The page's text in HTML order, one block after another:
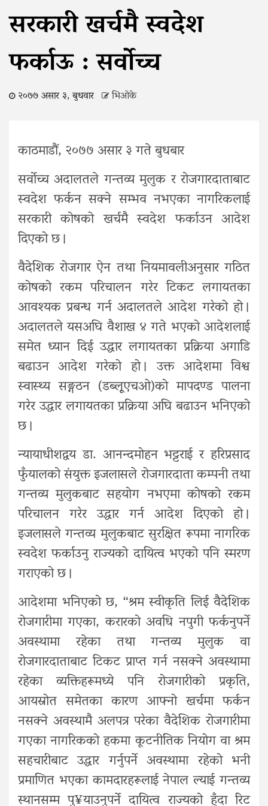
सरकारी खर्चमै स्वदेश
फर्काऊ : सर्वाेच्च
२०७७ असार ३, बुधवार भिओके
काठमाडौं, २०७७ असार ३ गते बुधबार
सर्वोच्च अदालतले गन्तव्य मुलुक र रोजगारदाताबाट
स्वदेश फर्कन सक्ने सम्भव नभएका नागरिकलाई
सरकारी कोषको खर्चमै स्वदेश फर्काउन आदेश
दिएको छ ।
वैदेशिक रोजगार ऐन तथा नियमावलीअनुसार गठित
कोषको रकम परिचालन गरेर टिकट लगायतका
आवश्यक प्रबन्ध गर्न अदालतले आदेश गरेको हो ।
अदालतले यसअघि वैशाख ४ गते भएको आदेशलाई
समेत ध्यान दिई उद्धार लगायतका प्रक्रिया अगाडि
बढाउन आदेश गरेको हो । उक्त आदेशमा विश्व
स्वास्थ्य सङ्गठन (डब्लूूएचओ)को मापदण्ड पालना
गरेर उद्धार लगायतका प्रक्रिया अघि बढाउन भनिएको
छ ।
न्यायाधीशद्वय डा. आनन्दमोहन भट्टराई र हरिप्रसाद
फुँयालको संयुक्त इजलासले रोजगारदाता कम्पनी तथा
गन्तव्य मुलुकबाट सहयोग नभएमा कोषको रकम
परिचालन गरेर उद्धार गर्न आदेश दिएको हो ।
इजलासले गन्तव्य मुलुकबाट सुरक्षित रूपमा नागरिक
स्वदेश फर्काउनु राज्यको दायित्व भएको पनि स्मरण
गराएको छ ।
आदेशमा भनिएको छ, “श्रम स्वीकृति लिई वैदेशिक
रोजगारीमा गएका, करारको अवधि नपुगी फर्कनुपर्ने
अवस्थामा रहेका तथा गन्तव्य मुलुक वा
रोजगारदाताबाट टिकट प्राप्त गर्न नसक्ने अवस्थामा
रहेका व्यक्तिहरूमध्ये पनि रोजगारीको प्रकृति,
आयस्रोत समेतका कारण आफ्नो खर्चमा फर्कन
नसक्ने अवस्थामै अलपत्र परेका वैदेशिक रोजगारीमा
गएका नागरिकको हकमा कूटनीतिक नियोग वा श्रम
सहचारीबाट उद्धार गर्नुपर्ने अवस्थामा रहेको भनी
प्रमाणित भएका कामदारहरूलाई नेपाल ल्याई गन्तव्य
स्थानसम्म पु¥याउनुपर्ने दायित्व राज्यको हुँदा रिट